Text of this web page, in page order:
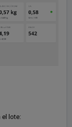
el lote: